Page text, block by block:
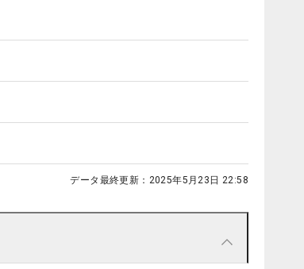
データ最終更新： 2025年5月23日 22:58